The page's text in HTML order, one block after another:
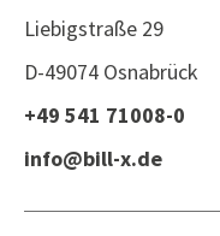
Liebigstraße 29
D-49074 Osnabrück
+49 541 71008-0
info@bill-x.de